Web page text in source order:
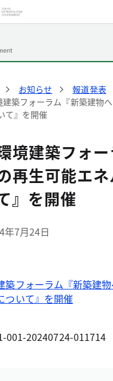
お知らせ 報道発表
建築フォーラム『新築建物
て』を開催
境建築フォ
再生可能エ
』を開催
年7月24日
築フォーラム『新築建
ついて』を開催
001-20240724-011714